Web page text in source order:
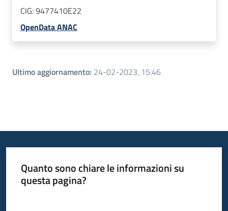
CIG:9477410E22
OpenData ANAC
Ultimo aggiornamento: 24-02-2023, 15:46
Quanto sono chiare le informazioni su
questa pagina?